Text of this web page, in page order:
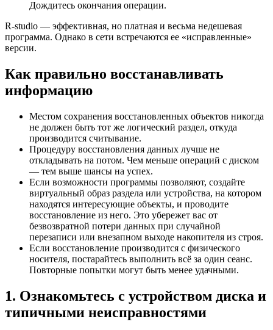
Дождитесь окончания операции.
R-studio — эффективная, но платная и весьма недешевая
программа. Однако в сети встречаются ее «исправленные»
версии.
Как правильно восстанавливать
информацию
Местом сохранения восстановленных объектов никогда
не должен быть тот же логический раздел, откуда
производится считывание.
Процедуру восстановления данных лучше не
откладывать на потом. Чем меньше операций с диском
— тем выше шансы на успех.
Если возможности программы позволяют, создайте
виртуальный образ раздела или устройства, на котором
находятся интересующие объекты, и проводите
восстановление из него. Это убережет вас от
безвозвратной потери данных при случайной
перезаписи или внезапном выходе накопителя из строя.
Если восстановление производится с физического
носителя, постарайтесь выполнить всё за один сеанс.
Повторные попытки могут быть менее удачными.
1. Ознакомьтесь с устройством диска и
типичными неисправностями